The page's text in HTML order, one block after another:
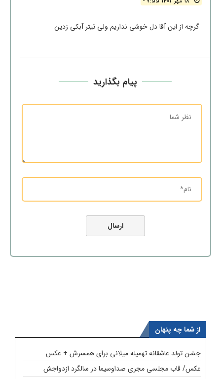
گرچه از این آقا دل خوشی نداریم ولی تیتر آبکی زدین
پیام بگذارید
از شما چه پنهان
جشن تولد عاشقانه تهمینه میلانی برای همسرش + عکس
عکس/ قاب مجلسی مجری صداوسیما در سالگرد ازدواجش